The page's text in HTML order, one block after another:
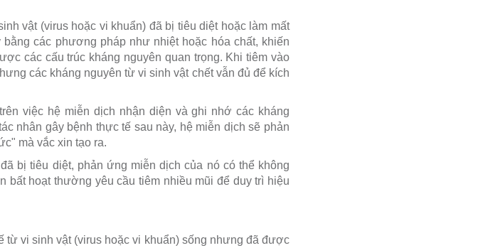
vật (virus hoặc vi khuẩn) đã bị tiêu diệt hoặc làm mất
các phương pháp như nhiệt hoặc hóa chất, khiến
các cấu trúc kháng nguyên quan trọng. Khi tiêm vào
các kháng nguyên từ vi sinh vật chết vẫn đủ để kích
việc hệ miễn dịch nhận diện và ghi nhớ các kháng
nhân gây bệnh thực tế sau này, hệ miễn dịch sẽ phản
mà vắc xin tạo ra.
bị tiêu diệt, phản ứng miễn dịch của nó có thể không
bất hoạt thường yêu cầu tiêm nhiều mũi để duy trì hiệu
vi sinh vật (virus hoặc vi khuẩn) sống nhưng đã được